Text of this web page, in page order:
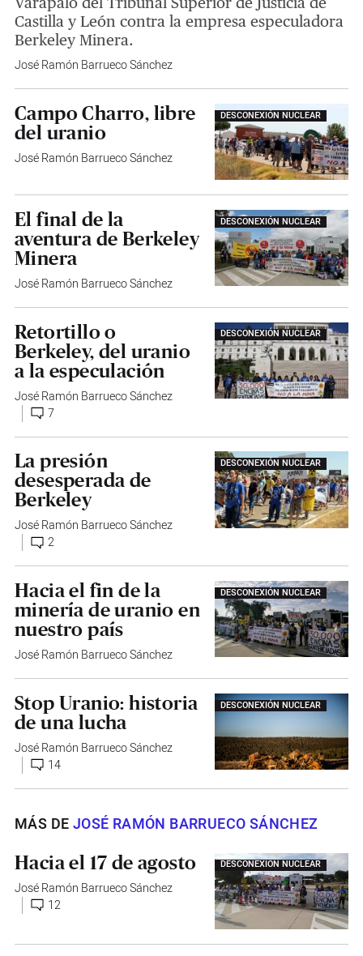
Castilla y León contra la empresa especuladora
Berkeley Minera.
José Ramón Barrueco Sánchez
DESCONEXIÓN NUCLEAR
Campo Charro, libre
del uranio
José Ramón Barrueco Sánchez
DESCONEXIÓN NUCLEAR
El final de la
aventura de Berkeley
Minera
José Ramón Barrueco Sánchez
DESCONEXIÓN NUCLEAR
Retortillo o
Berkeley, del uranio
a la especulación
José Ramón Barrueco Sánchez
7
DESCONEXIÓN NUCLEAR
La presión
desesperada de
Berkeley
José Ramón Barrueco Sánchez
2
DESCONEXIÓN NUCLEAR
Hacia el fin de la
minería de uranio en
nuestro país
José Ramón Barrueco Sánchez
DESCONEXIÓN NUCLEAR
Stop Uranio: historia
de una lucha
José Ramón Barrueco Sánchez
14
MÁS DEJOSÉ RAMÓN BARRUECO SÁNCHEZ
DESCONEXIÓN NUCLEAR
Hacia el 17 de agosto
José Ramón Barrueco Sánchez
12